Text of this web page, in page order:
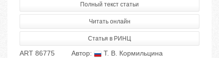
Полный текст статьи
Читать онлайн
Статья в РИНЦ
ART 86775 Автор:
Т. В. Кормильцина